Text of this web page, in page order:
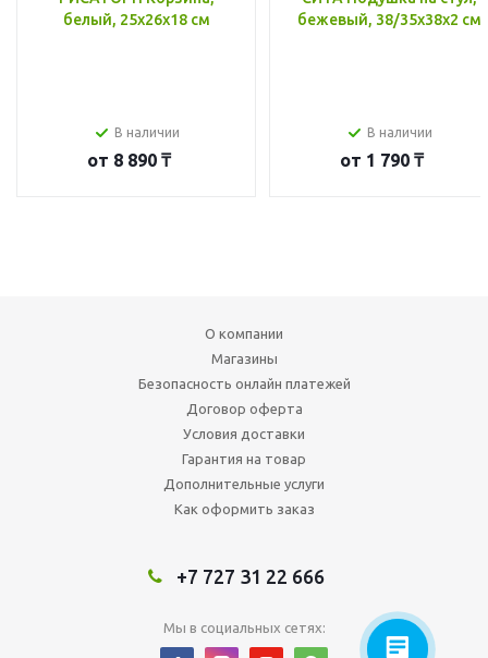
белый, 25x26x18 см
В наличии
от 8 890 ₸
бежевый, 38/35x38x2 см
В наличии
от 1 790 ₸
О компании
Магазины
Безопасность онлайн платежей
Договор оферта
Условия доставки
Гарантия на товар
Дополнительные услуги
Как оформить заказ
+7 727 31 22 666
Мы в социальных сетях: